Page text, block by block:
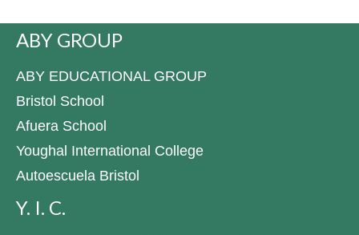
ABY GROUP
ABY EDUCATIONAL GROUP
Bristol School
Afuera School
Youghal International College
Autoescuela Bristol
Y. I. C.